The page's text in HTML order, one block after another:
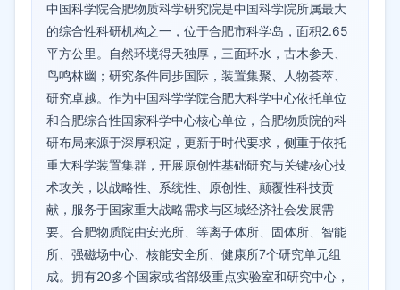
中国科学院合肥物质科学研究院是中国科学院所属最大
的综合性科研机构之一，位于合肥市科学岛，面积2.65
平方公里。自然环境得天独厚，三面环水，古木参天、
鸟鸣林幽；研究条件同步国际，装置集聚、人物荟萃、
研究卓越。作为中国科学学院合肥大科学中心依托单位
和合肥综合性国家科学中心核心单位，合肥物质院的科
研布局来源于深厚积淀，更新于时代要求，侧重于依托
重大科学装置集群，开展原创性基础研究与关键核心技
术攻关，以战略性、系统性、原创性、颠覆性科技贡
献，服务于国家重大战略需求与区域经济社会发展需
要。合肥物质院由安光所、等离子体所、固体所、智能
所、强磁场中心、核能安全所、健康所7个研究单元组
成。拥有20多个国家或省部级重点实验室和研究中心，